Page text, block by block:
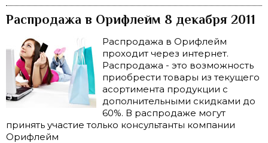
Распродажа в Орифлейм 8 декабря 2011
Распродажа в Орифлейм
проходит через интернет.
Распродажа - это возможность
приобрести товары из текущего
асортимента продукции с
дополнительными скидками до
60%. В распродаже могут
принять участие только консультанты компании
Орифлейм